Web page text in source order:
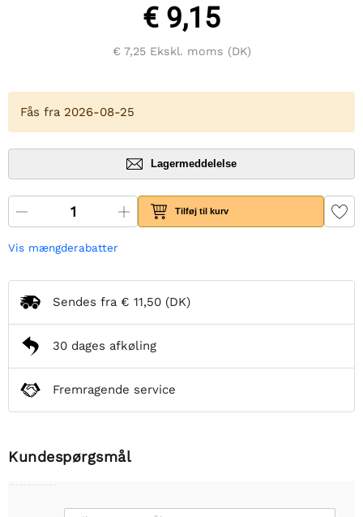
€ 9,15
€ 7,25Ekskl. moms (DK)
Fås fra 2026-08-25
Lagermeddelelse
Tilføj til kurv
Vis mængderabatter
Sendes fra € 11,50 (DK)
30 dages afkøling
Fremragende service
Kundespørgsmål